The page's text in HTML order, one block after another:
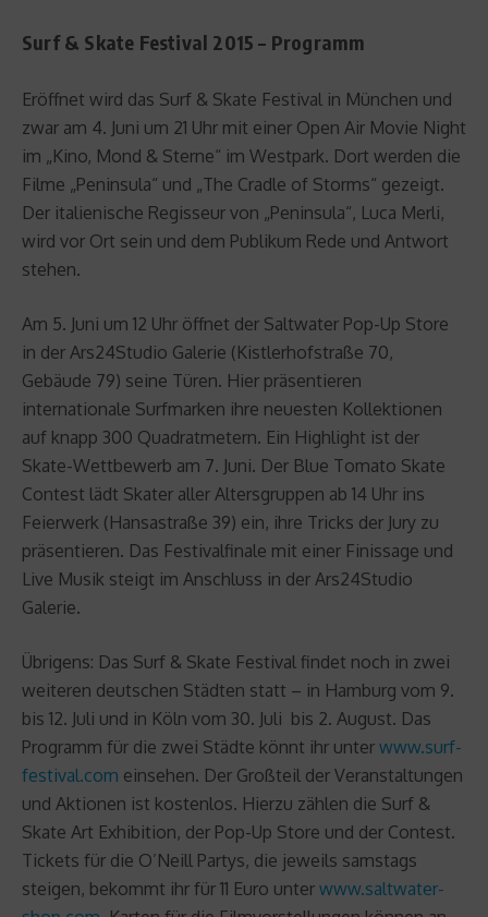
Surf & Skate Festival 2015 – Programm
Eröffnet wird das Surf & Skate Festival in München und
zwar am 4. Juni um 21 Uhr mit einer Open Air Movie Night
im „Kino, Mond & Sterne“ im Westpark. Dort werden die
Filme „Peninsula“ und „The Cradle of Storms“ gezeigt.
Der italienische Regisseur von „Peninsula“, Luca Merli,
wird vor Ort sein und dem Publikum Rede und Antwort
stehen.
Am 5. Juni um 12 Uhr öffnet der Saltwater Pop-Up Store
in der Ars24Studio Galerie (Kistlerhofstraße 70,
Gebäude 79) seine Türen. Hier präsentieren
internationale Surfmarken ihre neuesten Kollektionen
auf knapp 300 Quadratmetern. Ein Highlight ist der
Skate-Wettbewerb am 7. Juni. Der Blue Tomato Skate
Contest lädt Skater aller Altersgruppen ab 14 Uhr ins
Feierwerk (Hansastraße 39) ein, ihre Tricks der Jury zu
präsentieren. Das Festivalfinale mit einer Finissage und
Live Musik steigt im Anschluss in der Ars24Studio
Galerie.
Übrigens: Das Surf & Skate Festival findet noch in zwei
weiteren deutschen Städten statt – in Hamburg vom 9.
bis 12. Juli und in Köln vom 30. Juli bis 2. August. Das
Programm für die zwei Städte könnt ihr unter www.surf-
festival.com einsehen. Der Großteil der Veranstaltungen
und Aktionen ist kostenlos. Hierzu zählen die Surf &
Skate Art Exhibition, der Pop-Up Store und der Contest.
Tickets für die O’Neill Partys, die jeweils samstags
steigen, bekommt ihr für 11 Euro unter www.saltwater-